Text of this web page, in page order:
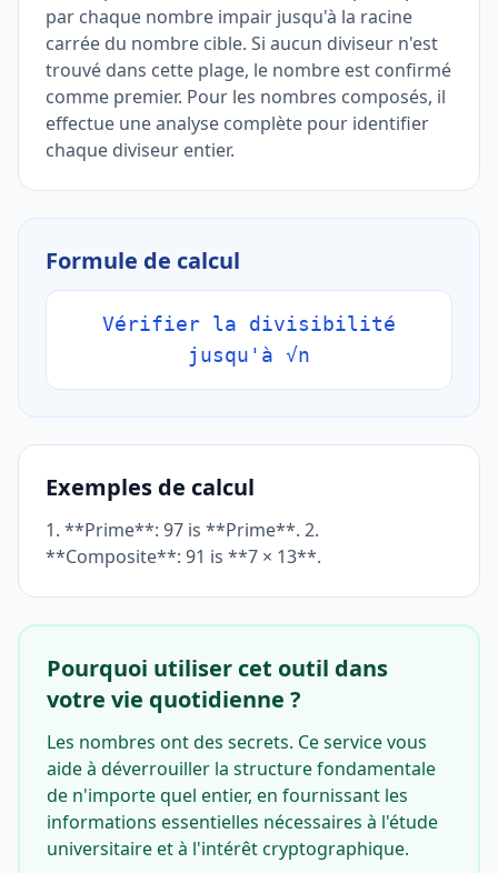
par chaque nombre impair jusqu'à la racine
carrée du nombre cible. Si aucun diviseur n'est
trouvé dans cette plage, le nombre est confirmé
comme premier. Pour les nombres composés, il
effectue une analyse complète pour identifier
chaque diviseur entier.
Formule de calcul
Vérifier la divisibilité
jusqu'à √n
Exemples de calcul
1. **Prime**: 97 is **Prime**. 2.
**Composite**: 91 is **7 × 13**.
Pourquoi utiliser cet outil dans
votre vie quotidienne ?
Les nombres ont des secrets. Ce service vous
aide à déverrouiller la structure fondamentale
de n'importe quel entier, en fournissant les
informations essentielles nécessaires à l'étude
universitaire et à l'intérêt cryptographique.